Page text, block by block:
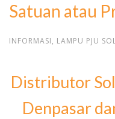
Satuan atau
INFORMASI, LAMPU PJU
Distributor
Denpasar